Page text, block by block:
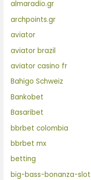
almaradio.gr
archpoints.gr
aviator
aviator brazil
aviator casino fr
Bahigo Schweiz
Bankobet
Basaribet
bbrbet colombia
bbrbet mx
betting
big-bass-bonanza-